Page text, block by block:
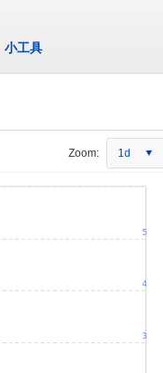
小工具
Zoom: 1d
3
4
5